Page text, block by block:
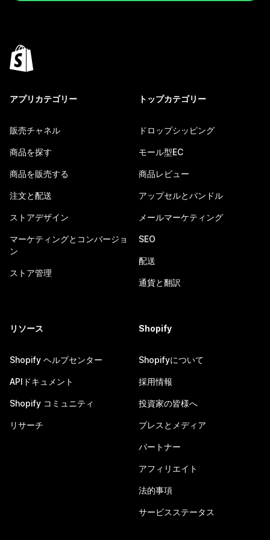
アプリカテゴリー
販売チャネル
商品を探す
商品を販売する
注文と配送
ストアデザイン
マーケティングとコンバージョ
ン
ストア管理
トップカテゴリー
ドロップシッピング
モール型EC
商品レビュー
アップセルとバンドル
メールマーケティング
SEO
配送
通貨と翻訳
リソース
Shopify ヘルプセンター
APIドキュメント
Shopify コミュニティ
リサーチ
Shopify
Shopifyについて
採用情報
投資家の皆様へ
プレスとメディア
パートナー
アフィリエイト
法的事項
サービスステータス